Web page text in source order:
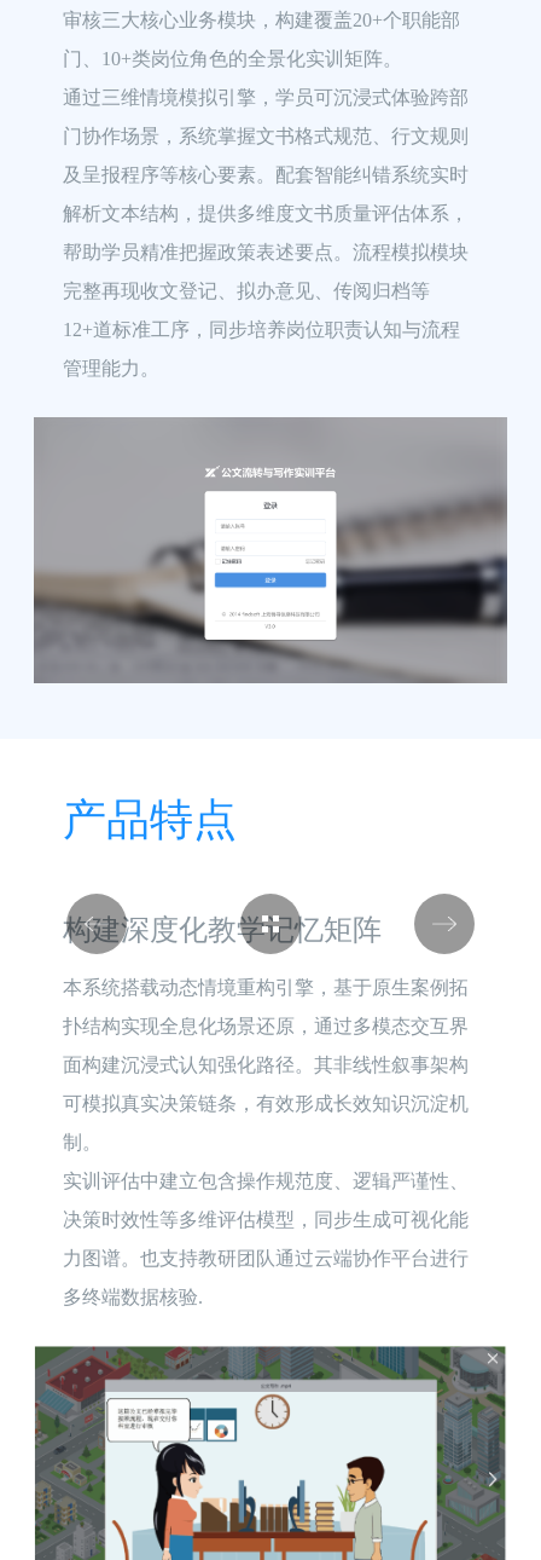
审核三大核心业务模块，构建覆盖20+个职能部
门、10+类岗位角色的全景化实训矩阵。
通过三维情境模拟引擎，学员可沉浸式体验跨部
门协作场景，系统掌握文书格式规范、行文规则
及呈报程序等核心要素。配套智能纠错系统实时
解析文本结构，提供多维度文书质量评估体系，
帮助学员精准把握政策表述要点。流程模拟模块
完整再现收文登记、拟办意见、传阅归档等
12+道标准工序，同步培养岗位职责认知与流程
管理能力。
产品特点
构建深度化教学记忆矩阵
本系统搭载动态情境重构引擎，基于原生案例拓
扑结构实现全息化场景还原，通过多模态交互界
面构建沉浸式认知强化路径。其非线性叙事架构
可模拟真实决策链条，有效形成长效知识沉淀机
制。
实训评估中建立包含操作规范度、逻辑严谨性、
决策时效性等多维评估模型，同步生成可视化能
力图谱。也支持教研团队通过云端协作平台进行
多终端数据核验.